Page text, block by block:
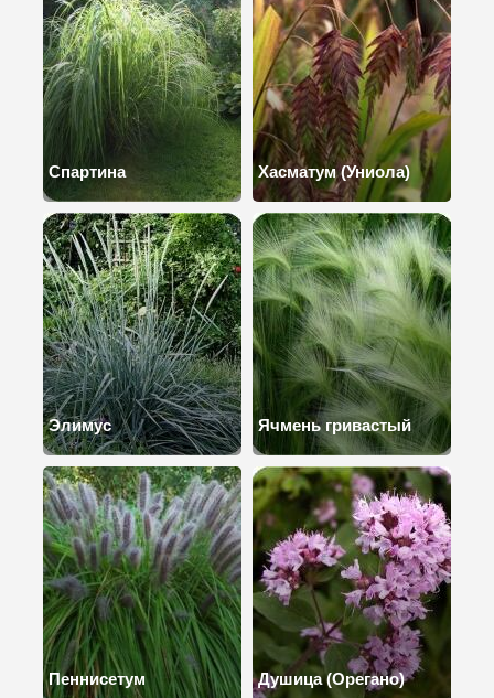
Спартина Хасматум (Униола)
Элимус Ячмень гривастый
Пеннисетум Душица (Орегано)